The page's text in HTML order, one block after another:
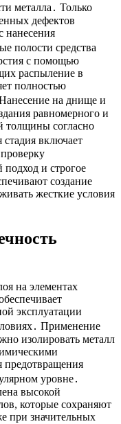
металла․ Только
дефектов
нанесения
полости средства
с помощью
распыление в
полностью
на днище и
равномерного и
толщины согласно
включает
и строгое
создание
жесткие условия
на элементах
эксплуатации
Применение
изолировать металл
предотвращения
уровне․
высокой
которые сохраняют
при значительных